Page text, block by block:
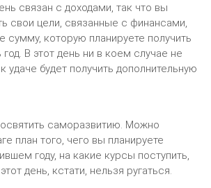
связан с доходами, так что вы
свои цели, связанные с финансами,
сумму, которую планируете получить
В этот день ни в коем случае не
удаче будет получить дополнительную
саморазвитию. Можно
план того, чего вы планируете
году, на какие курсы поступить,
день, кстати, нельзя ругаться.